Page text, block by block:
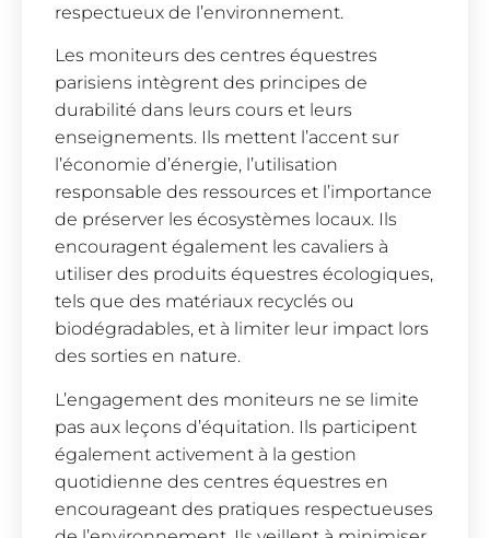
respectueux de l’environnement.
Les moniteurs des centres équestres
parisiens intègrent des principes de
durabilité dans leurs cours et leurs
enseignements. Ils mettent l’accent sur
l’économie d’énergie, l’utilisation
responsable des ressources et l’importance
de préserver les écosystèmes locaux. Ils
encouragent également les cavaliers à
utiliser des produits équestres écologiques,
tels que des matériaux recyclés ou
biodégradables, et à limiter leur impact lors
des sorties en nature.
L’engagement des moniteurs ne se limite
pas aux leçons d’équitation. Ils participent
également activement à la gestion
quotidienne des centres équestres en
encourageant des pratiques respectueuses